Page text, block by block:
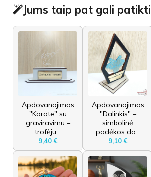
Jums taip pat gali patikti
Apdovanojimas
"Karate" su
graviravimu –
trofėju...
9,40 €
Apdovanojimas
"Dalinkis" –
simbolinė
padėkos do...
9,10 €